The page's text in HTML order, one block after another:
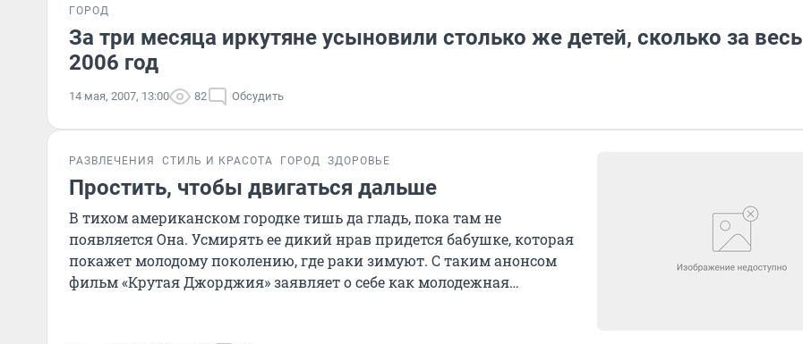
ГОРОД
За три месяца иркутяне усыновили столько же детей, сколько за весь
2006 год
14 мая, 2007, 13:00 82 Обсудить
РАЗВЛЕЧЕНИЯ СТИЛЬ И КРАСОТА ГОРОД ЗДОРОВЬЕ
Простить, чтобы двигаться дальше
В тихом американском городке тишь да гладь, пока там не
появляется Она. Усмирять ее дикий нрав придется бабушке, которая
покажет молодому поколению, где раки зимуют. С таким анонсом
фильм «Крутая Джорджия» заявляет о себе как молодежная